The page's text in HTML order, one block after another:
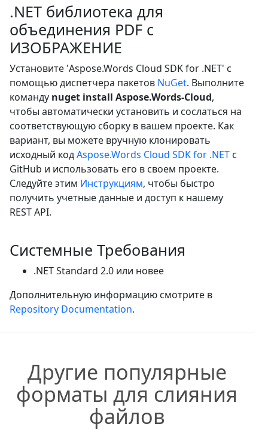
.NET библиотека для
объединения PDF с
ИЗОБРАЖЕНИЕ
Установите 'Aspose.Words Cloud SDK for .NET' с
помощью диспетчера пакетов NuGet. Выполните
команду nuget install Aspose.Words-Cloud,
чтобы автоматически установить и сослаться на
соответствующую сборку в вашем проекте. Как
вариант, вы можете вручную клонировать
исходный кодAspose.Words Cloud SDK for .NET с
GitHub и использовать его в своем проекте.
Следуйте этим Инструкциям, чтобы быстро
получить учетные данные и доступ к нашему
REST API.
Системные Требования
.NET Standard 2.0 или новее
Дополнительную информацию смотрите в
Repository Documentation.
Другие популярные
форматы для слияния
файлов